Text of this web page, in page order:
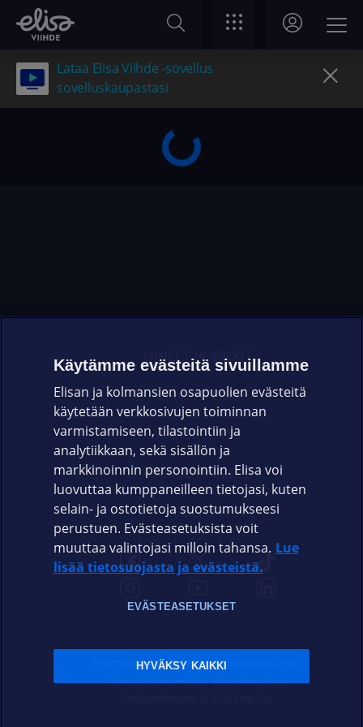
Lataa Elisa Viihde -sovellus
sovelluskaupastasi
OHJEET JA VINKIT
OMAYHTEISÖ
VIANSELVITYS
ASIAKASPALVELU
ELISA.FI
Sopimusehdot Tietosuoja Evästeasetukset
Sääntelyviranomaiset Saavutettavuus
Käytämme evästeitä sivuillamme
Elisan ja kolmansien osapuolien evästeitä
käytetään verkkosivujen toiminnan
varmistamiseen, tilastointiin ja
analytiikkaan, sekä sisällön ja
markkinoinnin personointiin. Elisa voi
luovuttaa kumppaneilleen tietojasi, kuten
selain- ja ostotietoja suostumukseesi
perustuen. Evästeasetuksista voit
muuttaa valintojasi milloin tahansa. Lue
lisää tietosuojasta ja evästeistä.
EVÄSTEASETUKSET
HYVÄKSY KAIKKI